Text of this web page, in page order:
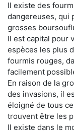
Il existe des
dangereuses, qui
grosses
Il est capital pour
espèces les plus
fourmis rouges,
facilement
En raison de la
des invasions, il
éloigné de tous
trouvent être les
Il existe dans le